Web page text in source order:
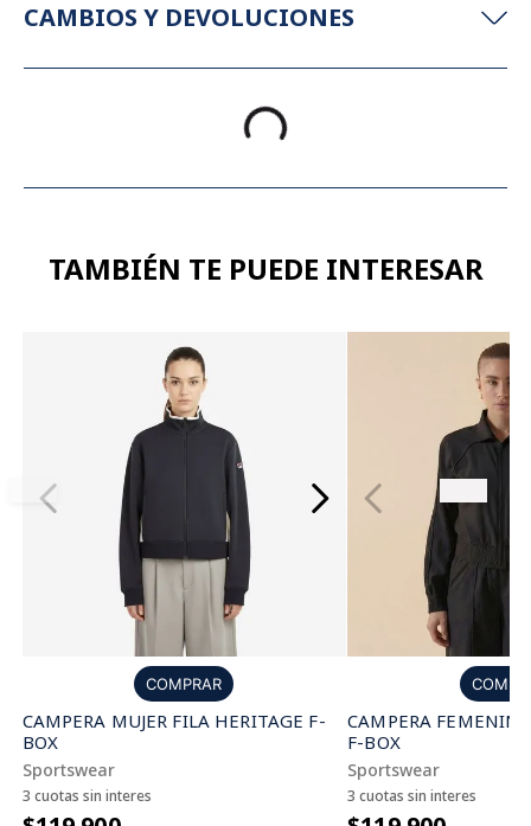
CAMBIOS Y DEVOLUCIONES
TAMBIÉN TE PUEDE INTERESAR
COMPRAR
CAMPERA MUJER FILA HERITAGE F-
BOX
Sportswear
3 cuotas sin interes
CAMPERA
F-BOX
Sportswear
3 cuotas sin interes